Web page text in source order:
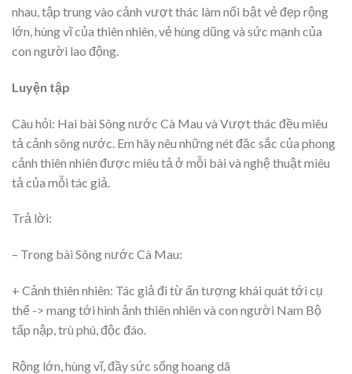
nhau, tập trung vào cảnh vượt thác làm nổi bật vẻ đẹp rộng
lớn, hùng vĩ của thiên nhiên, vẻ hùng dũng và sức mạnh của
con người lao động.
Luyện tập
Câu hỏi: Hai bài Sông nước Cà Mau và Vượt thác đều miêu
tả cảnh sông nước. Em hãy nêu những nét đặc sắc của phong
cảnh thiên nhiên được miêu tả ở mỗi bài và nghệ thuật miêu
tả của mỗi tác giả.
Trả lời:
– Trong bài Sông nước Cà Mau:
+ Cảnh thiên nhiên: Tác giả đi từ ấn tượng khái quát tới cụ
thể -> mang tới hình ảnh thiên nhiên và con người Nam Bộ
tấp nập, trù phú, độc đáo.
Rộng lớn, hùng vĩ, đầy sức sống hoang dã